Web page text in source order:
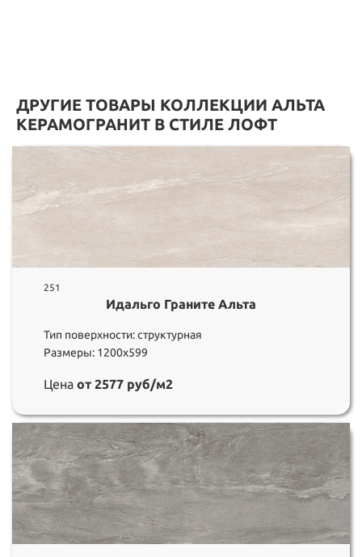
ДРУГИЕ ТОВАРЫ КОЛЛЕКЦИИ АЛЬТА
КЕРАМОГРАНИТ В СТИЛЕ ЛОФТ
251
Идальго Граните Альта
Тип поверхности: структурная
Размеры: 1200х599
Цена от 2577 руб/м2